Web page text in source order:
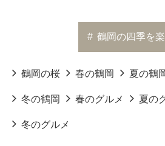
# 鶴岡の四季を
鶴岡の桜 春の鶴岡 夏の鶴
冬の鶴岡 春のグルメ 夏の
冬のグルメ